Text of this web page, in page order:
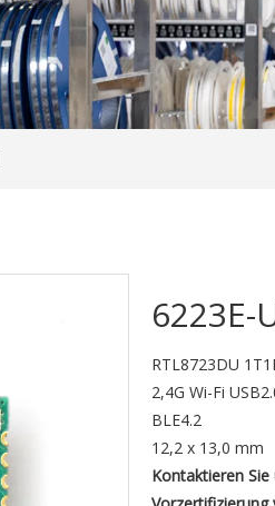
6223E-
RTL8723DU
2,4G Wi-Fi
BLE4.2
12,2 x 13,0 mm
Kontaktieren Sie